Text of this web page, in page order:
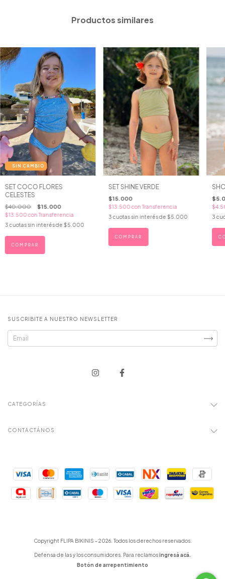
Productos similares
SET COCO FLORES
CELESTES
$40.000 $15.000
$13.500con Transferencia
3 cuotas sin interés de $5.000
COMPRAR
SET SHINE VERDE
$15.000
$13.500con Transferencia
3 cuotas sin interés de $5.000
COMPRAR
3
SUSCRIBITE A NUESTRO NEWSLETTER
CATEGORÍAS
CONTACTÁNOS
Copyright FLIPA BIKINIS - 2026. Todos los derechos reservados.
Defensa de las y los consumidores. Para reclamosingresá acá.
Botón de arrepentimiento